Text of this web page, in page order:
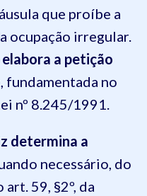
que proíbe a
ocupação irregular.
a petição
, fundamentada no
nº 8.245/1991.
determina a
necessário, do
59, §2º, da